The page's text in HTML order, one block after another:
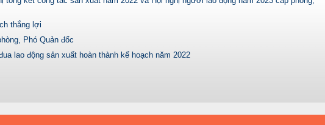
thắng lợi
Phó Quản đốc
lao động sản xuất hoàn thành kế hoạch năm 2022